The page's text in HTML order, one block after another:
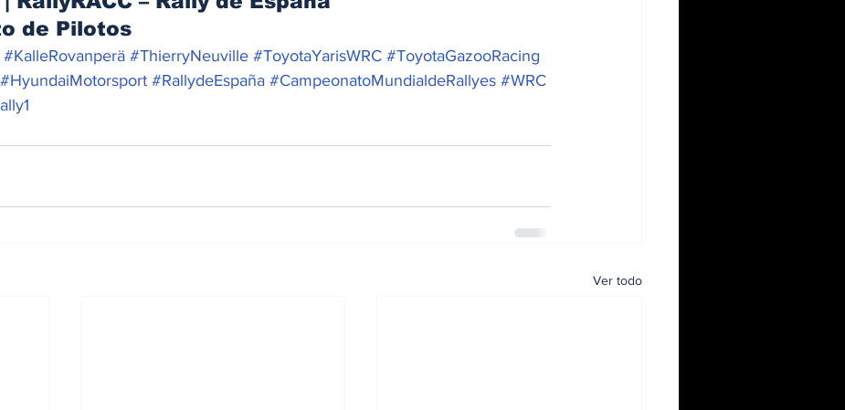
de Pilotos
#KalleRovanperä #ThierryNeuville #ToyotaYarisWRC #ToyotaGazooRacing
#HyundaiMotorsport #RallydeEspaña #CampeonatoMundialdeRallyes #WRC
Ver todo